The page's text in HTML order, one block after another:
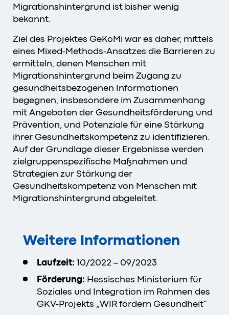
Migrationshintergrund ist bisher wenig
bekannt.
Ziel des Projektes GeKoMi war es daher, mittels
eines Mixed-Methods-Ansatzes die Barrieren zu
ermitteln, denen Menschen mit
Migrationshintergrund beim Zugang zu
gesundheitsbezogenen Informationen
begegnen, insbesondere im Zusammenhang
mit Angeboten der Gesundheitsförderung und
Prävention, und Potenziale für eine Stärkung
ihrer Gesundheitskompetenz zu identifizieren.
Auf der Grundlage dieser Ergebnisse werden
zielgruppenspezifische Maßnahmen und
Strategien zur Stärkung der
Gesundheitskompetenz von Menschen mit
Migrationshintergrund abgeleitet.
Weitere Informationen
Laufzeit: 10/2022 – 09/2023
Förderung: Hessisches Ministerium für
Soziales und Integration im Rahmen des
GKV-Projekts „WIR fördern Gesundheit“